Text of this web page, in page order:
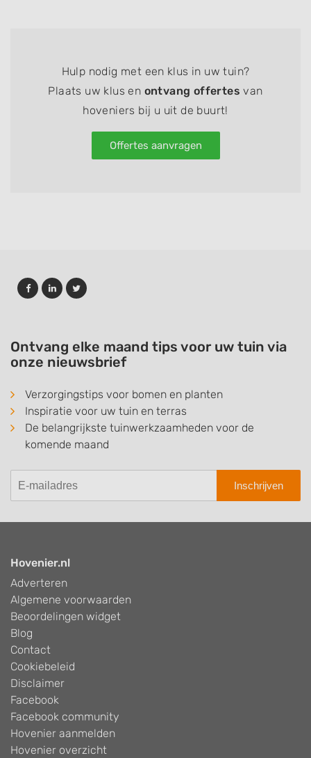
Hulp nodig met een klus in uw tuin?
Plaats uw klus en ontvang offertes van
hoveniers bij u uit de buurt!
Offertes aanvragen
Ontvang elke maand tips voor uw tuin via
onze nieuwsbrief
Verzorgingstips voor bomen en planten
Inspiratie voor uw tuin en terras
De belangrijkste tuinwerkzaamheden voor de
komende maand
Inschrijven
Hovenier.nl
Adverteren
Algemene voorwaarden
Beoordelingen widget
Blog
Contact
Cookiebeleid
Disclaimer
Facebook
Facebook community
Hovenier aanmelden
Hovenier overzicht